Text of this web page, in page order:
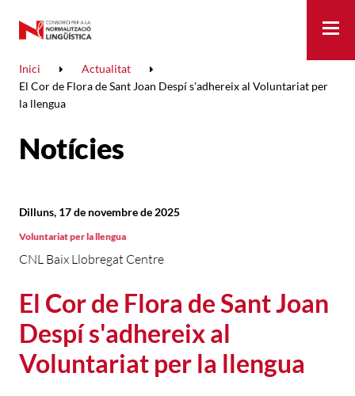
Inici
Actualitat
El Cor de Flora de Sant Joan Despí s'adhereix al Voluntariat per
la llengua
Notícies
El Cor de Flora de Sant Joan
Despí s'adhereix al
Voluntariat per la llengua
CNL Baix Llobregat Centre
Dilluns, 17 de novembre de 2025
Voluntariat per la llengua